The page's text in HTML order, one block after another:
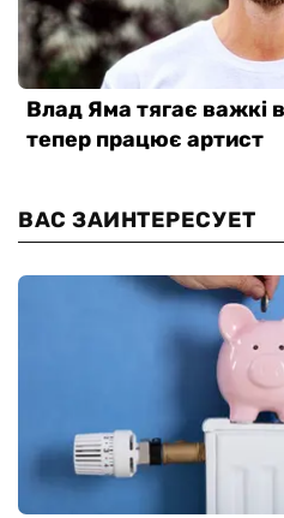
ВАС ЗАИНТЕРЕСУЕТ